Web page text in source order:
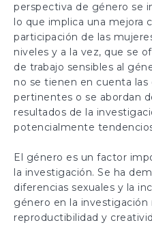
perspectiva de género se
lo que implica una mejora
participación de las
niveles y a la vez, que se
de trabajo sensibles al
no se tienen en cuenta
pertinentes o se abordan
resultados de la
potencialmente
El género es un factor
la investigación. Se ha
diferencias sexuales y la
género en la investigación
reproductibilidad y